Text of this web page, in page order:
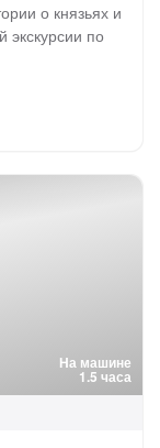
о князьях и
экскурсии по
На машине
1.5 часа